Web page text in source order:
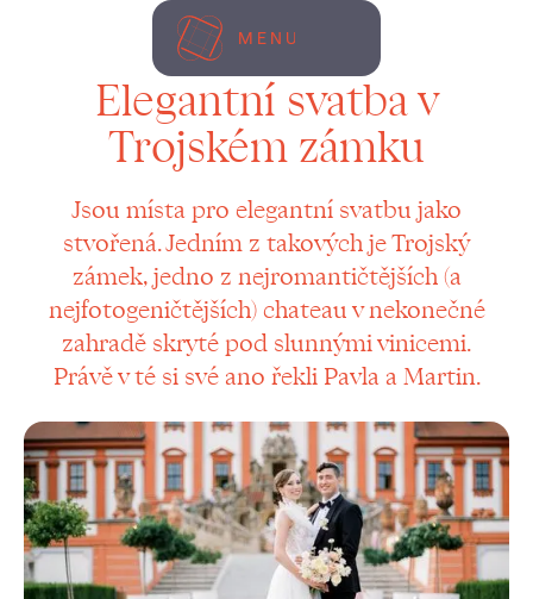
MENU
Elegantní svatba v
Trojském zámku
Jsou místa pro elegantní svatbu jako
stvořená. Jedním z takových je Trojský
zámek, jedno z nejromantičtějších (a
nejfotogeničtějších) chateau v nekonečné
zahradě skryté pod slunnými vinicemi.
Právě v té si své ano řekli Pavla a Martin.